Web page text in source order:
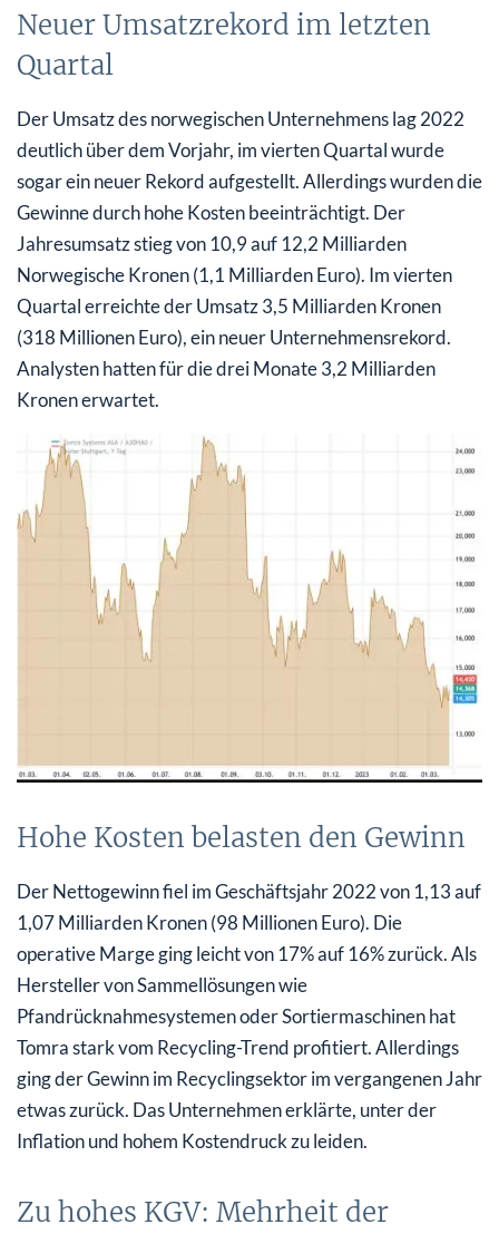
Neuer Umsatzrekord im letzten
Quartal
Der Umsatz des norwegischen Unternehmens lag 2022
deutlich über dem Vorjahr, im vierten Quartal wurde
sogar ein neuer Rekord aufgestellt. Allerdings wurden die
Gewinne durch hohe Kosten beeinträchtigt. Der
Jahresumsatz stieg von 10,9 auf 12,2 Milliarden
Norwegische Kronen (1,1 Milliarden Euro). Im vierten
Quartal erreichte der Umsatz 3,5 Milliarden Kronen
(318 Millionen Euro), ein neuer Unternehmensrekord.
Analysten hatten für die drei Monate 3,2 Milliarden
Kronen erwartet.
Hohe Kosten belasten den Gewinn
Der Nettogewinn fiel im Geschäftsjahr 2022 von 1,13 auf
1,07 Milliarden Kronen (98 Millionen Euro). Die
operative Marge ging leicht von 17% auf 16% zurück. Als
Hersteller von Sammellösungen wie
Pfandrücknahmesystemen oder Sortiermaschinen hat
Tomra stark vom Recycling-Trend profitiert. Allerdings
ging der Gewinn im Recyclingsektor im vergangenen Jahr
etwas zurück. Das Unternehmen erklärte, unter der
Inflation und hohem Kostendruck zu leiden.
Zu hohes KGV: Mehrheit der